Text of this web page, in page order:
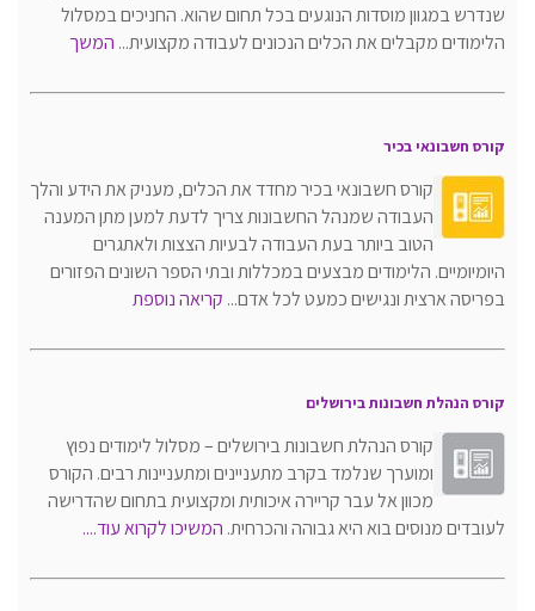
שנדרש במגוון מוסדות הנוגעים בכל תחום שהוא. החניכים במסלול
הלימודים מקבלים את הכלים הנכונים לעבודה מקצועית... המשך
קורס חשבונאי בכיר
קורס חשבונאי בכיר מחדד את הכלים, מעניק את הידע והלך
העבודה שמנהל החשבונות צריך לדעת למען מתן המענה
הטוב ביותר בעת העבודה לבעיות הצצות ולאתגרים
היומיומיים. הלימודים מבצעים במכללות ובתי הספר השונים הפזורים
בפריסה ארצית ונגישים כמעט לכל אדם... קריאה נוספת
קורס הנהלת חשבונות בירושלים
קורס הנהלת חשבונות בירושלים – מסלול לימודים נפוץ
ומוערך שנלמד בקרב מתעניינים ומתעניינות רבים. הקורס
מכוון אל עבר קריירה איכותית ומקצועית בתחום שהדרישה
לעובדים מנוסים בוא היא גבוהה והכרחית. המשיכו לקרוא עוד....